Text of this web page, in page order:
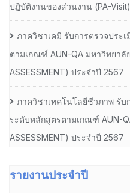
ปฏิบัติงานของส่วนงาน (PA-
ภาควิชาเคมี รับการตรวจประ
ตามเกณฑ์ AUN-QA มหาวิทยาลั
ASSESSMENT) ประจำปี 2567
ภาควิชาเทคโนโลยีชีวภาพ รั
ระดับหลักสูตรตามเกณฑ์ AUN-
ASSESSMENT) ประจำปี 2567
รายงานประจำปี